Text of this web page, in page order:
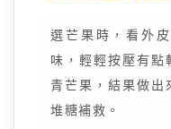
選芒果時，看外
味，輕輕按壓有點
青芒果，結果做出
堆糖補救。